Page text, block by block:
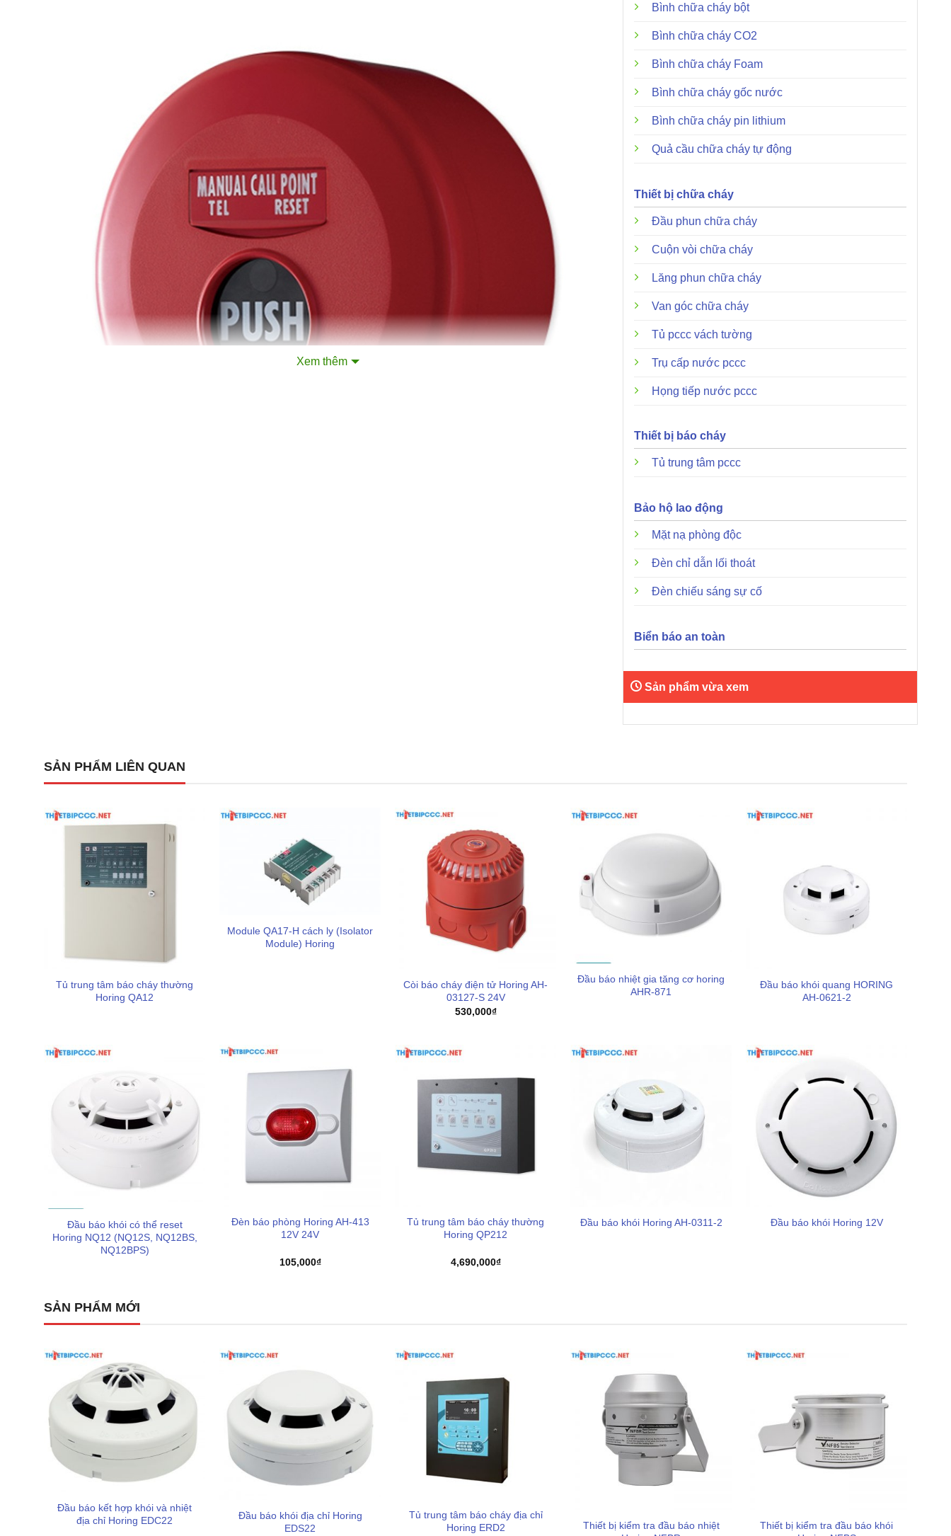
Dải nhiệt độ môi trường:
Tài liệu hướng dẫn sử dụng và file catalogue:
Danh mục AH-9717
Hướng dẫn sử dụng AH-9717
Đặc điểm và ưu điểm vượt trội
Xem thêm
Bình chữa cháy bột
Bình chữa cháy CO2
Bình chữa cháy Foam
Bình chữa cháy gốc nước
Bình chữa cháy pin lithium
Quả cầu chữa cháy tự động
Thiết bị chữa cháy
Đầu phun chữa cháy
Cuộn vòi chữa cháy
Lăng phun chữa cháy
Van góc chữa cháy
Tủ pccc vách tường
Trụ cấp nước pccc
Họng tiếp nước pccc
Thiết bị báo cháy
Tủ trung tâm pccc
Bảo hộ lao động
Mặt nạ phòng độc
Đèn chỉ dẫn lối thoát
Đèn chiếu sáng sự cố
Biển báo an toàn
Sản phẩm vừa xem
SẢN PHẨM LIÊN QUAN
Tủ trung tâm báo cháy thường
Horing QA12
Module QA17-H cách ly (Isolator
Module) Horing
Còi báo cháy điện tử Horing AH-
03127-S 24V
530,000₫
Đầu báo nhiệt gia tăng cơ horing
AHR-871
Đầu báo khói quang HORING
AH-0621-2
Đầu báo khói có thể reset
Horing NQ12 (NQ12S, NQ12BS,
NQ12BPS)
Đèn báo phòng Horing AH-413
12V 24V
105,000₫
Tủ trung tâm báo cháy thường
Horing QP212
4,690,000₫
Đầu báo khói Horing AH-0311-2 Đầu báo khói Horing 12V
SẢN PHẨM MỚI
Đầu báo kết hợp khói và nhiệt
địa chỉ Horing EDC22
Đầu báo khói địa chỉ Horing
EDS22
Tủ trung tâm báo cháy địa chỉ
Horing ERD2
Thiết bị kiểm tra đầu báo nhiệt
Thiết bị kiểm tra đầu báo khói